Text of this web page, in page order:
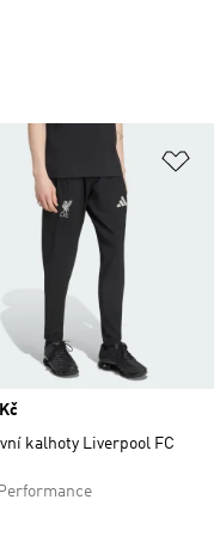
seznamu přání
kalhoty Liverpool FC